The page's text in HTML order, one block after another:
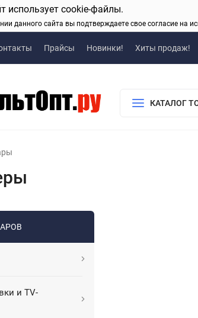
использует cookie-файлы.
данного сайта вы подтверждаете свое согласие на
Прайсы Новинки! Хиты продаж!
КАТАЛОГ
и TV-